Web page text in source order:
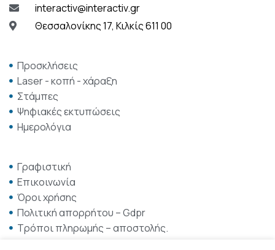
interactiv@interactiv.gr
Θεσσαλονίκης 17, Κιλκίς 611 00
Προσκλήσεις
Laser - κοπή - χάραξη
Στάμπες
Ψηφιακές εκτυπώσεις
Ημερολόγια
Γραφιστική
Επικοινωνία
Όροι χρήσης
Πολιτική απορρήτου – Gdpr
Τρόποι πληρωμής – αποστολής.